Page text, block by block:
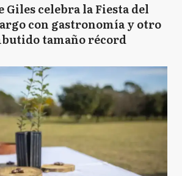
Giles celebra la Fiesta del
con gastronomía y otro
tamaño récord